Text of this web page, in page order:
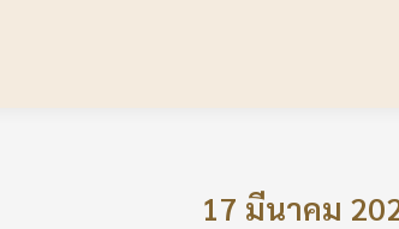
17 มีนาคม